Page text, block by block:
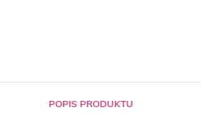
POPIS PRODUKTU